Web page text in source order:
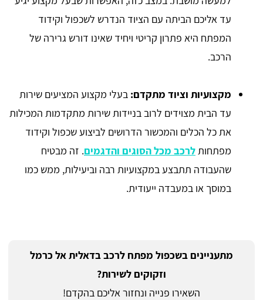
עד אליכם הביתה עם הציוד הנדרש לשכפול וקידוד
המפתח היא פתרון קריטי ויחיד שאינו דורש גרירה של
הרכב.
מקצועיות וציוד מתקדם: בעלי מקצוע המציעים שירות
עד הבית מצוידים לרוב בניידות שירות מתקדמות המכילות
את כל הכלים והמכשור הדרושים לביצוע שכפול וקידוד
מפתחות לרכב מכל הסוגים והדגמים. זה מבטיח
שהעבודה תתבצע במקצועיות רבה וביעילות, ממש כמו
במוסך או במעבדה ייעודית.
מתעניינים בשכפול מפתח לרכב בדאלית אל כרמל
וזקוקים לשירות?
השאירו פנייה ונחזור אליכם בהקדם!